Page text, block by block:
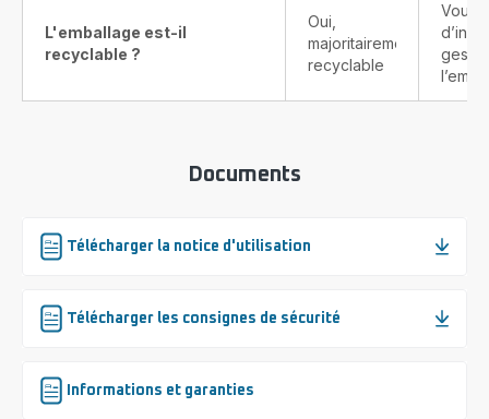
L'emballage est-il
recyclable ?
Oui,
majoritairement
recyclable
Vous
Documents
Télécharger la notice d'utilisation
Télécharger les consignes de sécurité
Informations et garanties